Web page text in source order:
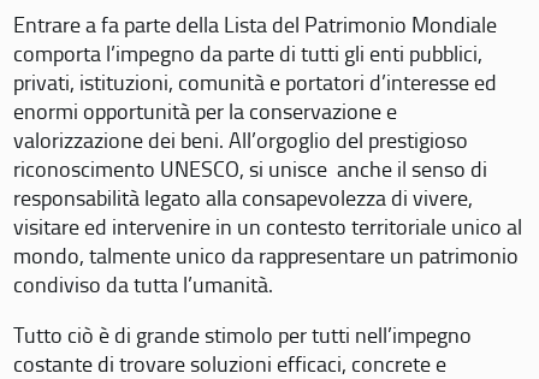
Entrare a fa parte della Lista del Patrimonio Mondiale
comporta l’impegno da parte di tutti gli enti pubblici,
privati, istituzioni, comunità e portatori d’interesse ed
enormi opportunità per la conservazione e
valorizzazione dei beni. All’orgoglio del prestigioso
riconoscimento UNESCO, si unisce anche il senso di
responsabilità legato alla consapevolezza di vivere,
visitare ed intervenire in un contesto territoriale unico al
mondo, talmente unico da rappresentare un patrimonio
condiviso da tutta l’umanità.
Tutto ciò è di grande stimolo per tutti nell’impegno
costante di trovare soluzioni efficaci, concrete e